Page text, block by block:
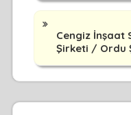
Cengiz İnşaat
Şirketi / Ordu